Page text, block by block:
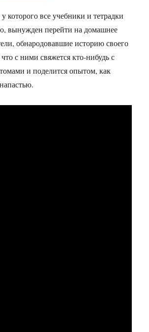
которого все учебники и тетрадки
вынужден перейти на домашнее
обнародовавшие историю своего
с ними свяжется кто-нибудь с
и поделится опытом, как